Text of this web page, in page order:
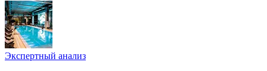
Экспертный анализ